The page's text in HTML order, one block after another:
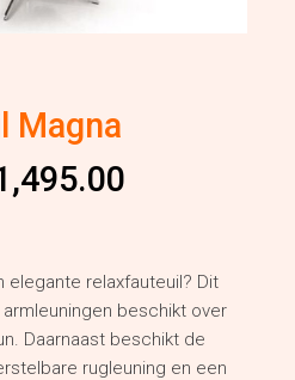
Magna
elegante relaxfauteuil? Dit
beschikt over
Daarnaast beschikt de
rugleuning en een